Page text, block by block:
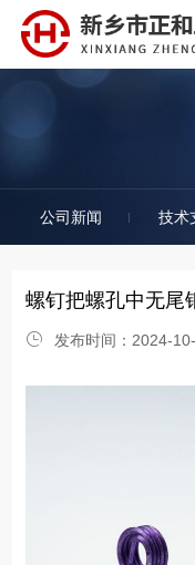
公司新闻 技术
螺钉把螺孔中无尾
发布时间：2024-